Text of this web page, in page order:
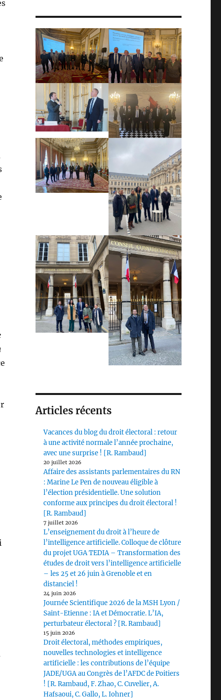
Articles récents
Vacances du blog du droit électoral : retour
à une activité normale l’année prochaine,
avec une surprise ! [R. Rambaud]
20 juillet 2026
Affaire des assistants parlementaires du RN
: Marine Le Pen de nouveau éligible à
l’élection présidentielle. Une solution
conforme aux principes du droit électoral !
[R. Rambaud]
7 juillet 2026
L’enseignement du droit à l’heure de
l’intelligence artificielle. Colloque de clôture
du projet UGA TEDIA – Transformation des
études de droit vers l’intelligence artificielle
– les 25 et 26 juin à Grenoble et en
distanciel !
24 juin 2026
Journée Scientifique 2026 de la MSH Lyon /
Saint-Etienne : IA et Démocratie. L’IA,
perturbateur électoral ? [R. Rambaud]
15 juin 2026
Droit électoral, méthodes empiriques,
nouvelles technologies et intelligence
artificielle : les contributions de l’équipe
JADE/UGA au Congrès de l’AFDC de Poitiers
! [R. Rambaud, F. Zhao, C. Cuvelier, A.
Hafsaoui, C. Gallo, L. Iohner]